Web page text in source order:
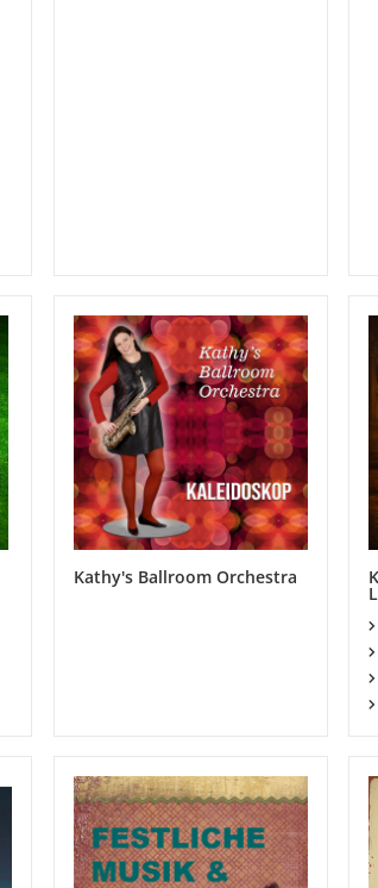
Kathy's Ballroom Orchestra